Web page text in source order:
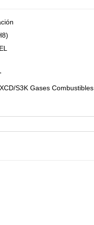
S3K Gases Combustibles